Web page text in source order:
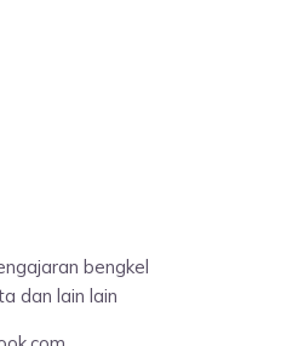
bengkel
dan lain lain